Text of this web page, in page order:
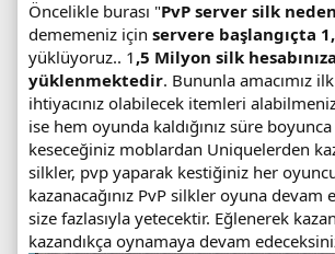
Öncelikle burası "PvP server silk
dememeniz için servere başlangıçta
yüklüyoruz.. 1 ,5 Milyon silk
yüklenmektedir. Bununla amacımız
ihtiyacınız olabilecek itemleri
ise hem oyunda kaldığınız süre
keseceğiniz moblardan Uniquelerden
silkler, pvp yaparak kestiğiniz her
kazanacağınız PvP silkler oyuna devam
size fazlasıyla yetecektir. Eğlenerek
kazandıkça oynamaya devam